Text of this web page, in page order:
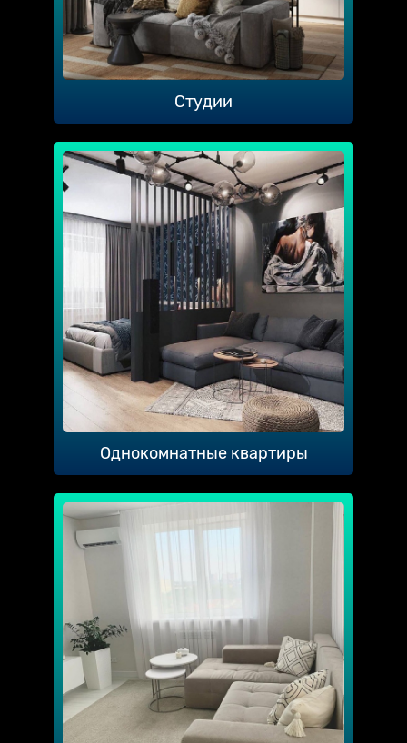
Студии
Однокомнатные квартиры